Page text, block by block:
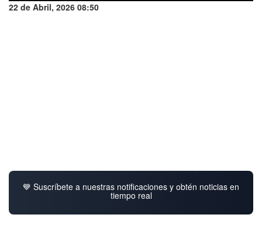
22 de Abril, 2026 08:50
💙 Suscríbete a nuestras notificaciones y obtén noticias en
tiempo real